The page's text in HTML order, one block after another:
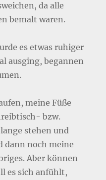
da alle
bemalt waren.
es etwas ruhiger
ausging, begannen
meine Füße
bzw.
stehen und
dann noch meine
Aber können
es sich anfühlt,